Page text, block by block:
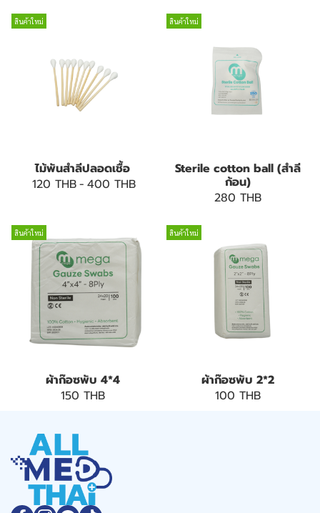
สินค้าใหม่
ไม้พันสำลีปลอดเชื้อ
120 THB- 400 THB
สินค้าใหม่
Sterile cotton ball (สำลี
ก้อน)
280 THB
สินค้าใหม่
ผ้าก๊อซพับ 4*4
150 THB
สินค้าใหม่
ผ้าก๊อซพับ 2*2
100 THB